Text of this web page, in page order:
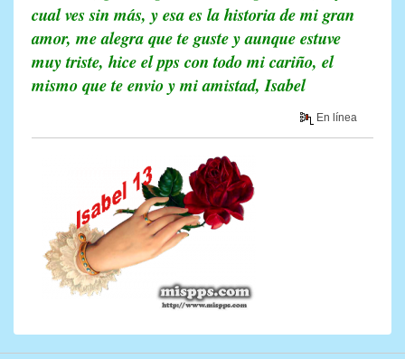
cual ves sin más, y esa es la historia de mi gran
amor, me alegra que te guste y aunque estuve
muy triste, hice el pps con todo mi cariño, el
mismo que te envio y mi amistad, Isabel
En línea